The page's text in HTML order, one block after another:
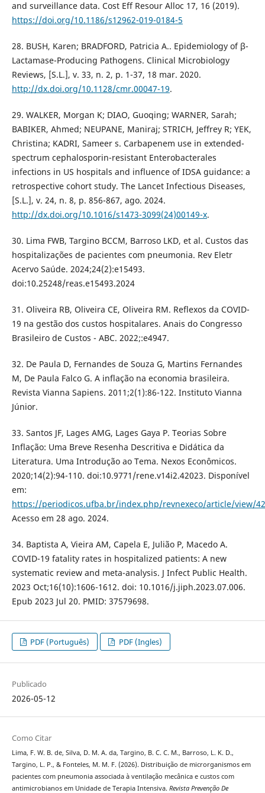
and surveillance data. Cost Eff Resour Alloc 17, 16 (2019).
https://doi.org/10.1186/s12962-019-0184-5
28. BUSH, Karen; BRADFORD, Patricia A.. Epidemiology of β-
Lactamase-Producing Pathogens. Clinical Microbiology
Reviews, [S.L.], v. 33, n. 2, p. 1-37, 18 mar. 2020.
http://dx.doi.org/10.1128/cmr.00047-19.
29. WALKER, Morgan K; DIAO, Guoqing; WARNER, Sarah;
BABIKER, Ahmed; NEUPANE, Maniraj; STRICH, Jeffrey R; YEK,
Christina; KADRI, Sameer s. Carbapenem use in extended-
spectrum cephalosporin-resistant Enterobacterales
infections in US hospitals and influence of IDSA guidance: a
retrospective cohort study. The Lancet Infectious Diseases,
[S.L.], v. 24, n. 8, p. 856-867, ago. 2024.
http://dx.doi.org/10.1016/s1473-3099(24)00149-x.
30. Lima FWB, Targino BCCM, Barroso LKD, et al. Custos das
hospitalizações de pacientes com pneumonia. Rev Eletr
Acervo Saúde. 2024;24(2):e15493.
doi:10.25248/reas.e15493.2024
31. Oliveira RB, Oliveira CE, Oliveira RM. Reflexos da COVID-
19 na gestão dos custos hospitalares. Anais do Congresso
Brasileiro de Custos - ABC. 2022;:e4947.
32. De Paula D, Fernandes de Souza G, Martins Fernandes
M, De Paula Falco G. A inflação na economia brasileira.
Revista Vianna Sapiens. 2011;2(1):86-122. Instituto Vianna
Júnior.
33. Santos JF, Lages AMG, Lages Gaya P. Teorias Sobre
Inflação: Uma Breve Resenha Descritiva e Didática da
Literatura. Uma Introdução ao Tema. Nexos Econômicos.
2020;14(2):94-110. doi:10.9771/rene.v14i2.42023. Disponível
em:
https://periodicos.ufba.br/index.php/revnexeco/article/view/
Acesso em 28 ago. 2024.
34. Baptista A, Vieira AM, Capela E, Julião P, Macedo A.
COVID-19 fatality rates in hospitalized patients: A new
systematic review and meta-analysis. J Infect Public Health.
2023 Oct;16(10):1606-1612. doi: 10.1016/j.jiph.2023.07.006.
Epub 2023 Jul 20. PMID: 37579698.
PDF (Português) PDF (Ingles)
Publicado
2026-05-12
Como Citar
Lima, F. W. B. de, Silva, D. M. A. da, Targino, B. C. C. M., Barroso, L. K. D.,
Targino, L. P., & Fonteles, M. M. F. (2026). Distribuição de microrganismos em
pacientes com pneumonia associada à ventilação mecânica e custos com
antimicrobianos em Unidade de Terapia Intensiva. Revista Prevenção De